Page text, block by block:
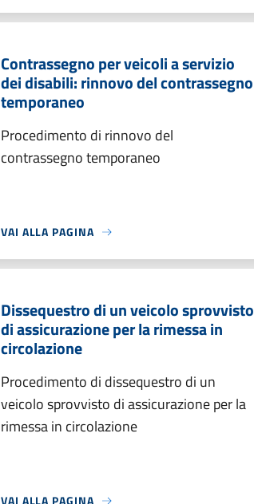
Contrassegno per veicoli a servizio
dei disabili: rinnovo del contrassegno
temporaneo
Procedimento di rinnovo del
contrassegno temporaneo
VAI ALLA PAGINA
Dissequestro di un veicolo sprovvisto
di assicurazione per la rimessa in
circolazione
Procedimento di dissequestro di un
veicolo sprovvisto di assicurazione per la
rimessa in circolazione
VAI ALLA PAGINA